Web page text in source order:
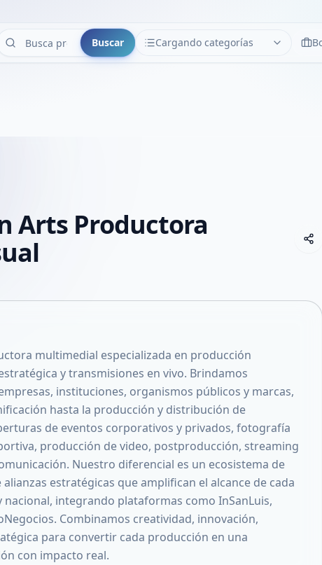
Buscar Cargando categorías
CATEGORÍAS Limpiar
Arts Productora
multimedial especializada en producción
y transmisiones en vivo. Brindamos
instituciones, organismos públicos y marcas,
hasta la producción y distribución de
de eventos corporativos y privados, fotografía
producción de video, postproducción, streaming
Nuestro diferencial es un ecosistema de
estratégicas que amplifican el alcance de cada
integrando plataformas como InSanLuis,
Combinamos creatividad, innovación,
para convertir cada producción en una
con impacto real.